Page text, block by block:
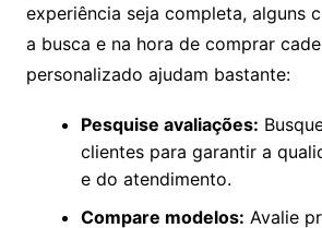
experiência seja completa, alguns
a busca e na hora de comprar
personalizado ajudam bastante:
Pesquise avaliações:
clientes para garantir a
e do atendimento.
Compare modelos: Avalie